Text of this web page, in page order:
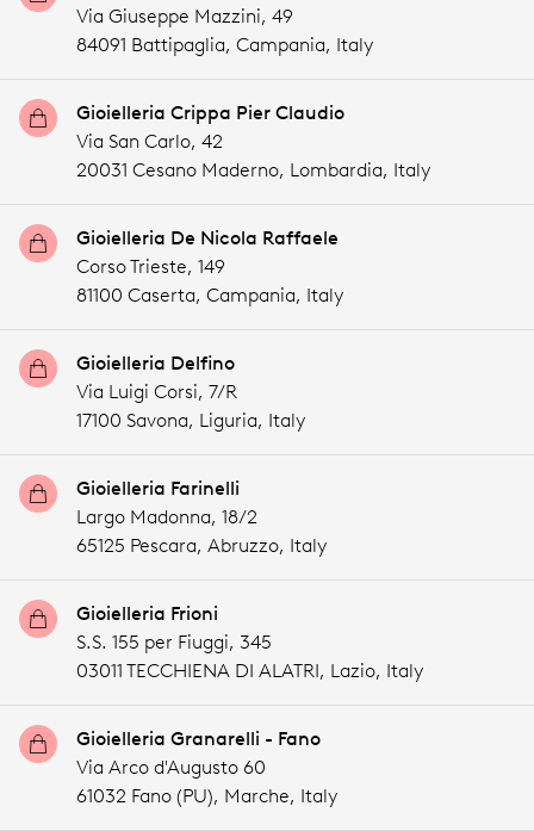
Via Giuseppe Mazzini, 49
84091 Battipaglia, Campania, Italy
Gioielleria Crippa Pier Claudio
Via San Carlo, 42
20031 Cesano Maderno, Lombardia, Italy
Gioielleria De Nicola Raffaele
Corso Trieste, 149
81100 Caserta, Campania, Italy
Gioielleria Delfino
Via Luigi Corsi, 7/R
17100 Savona, Liguria, Italy
Gioielleria Farinelli
Largo Madonna, 18/2
65125 Pescara, Abruzzo, Italy
Gioielleria Frioni
S.S. 155 per Fiuggi, 345
03011 TECCHIENA DI ALATRI, Lazio, Italy
Gioielleria Granarelli - Fano
Via Arco d'Augusto 60
61032 Fano (PU), Marche, Italy